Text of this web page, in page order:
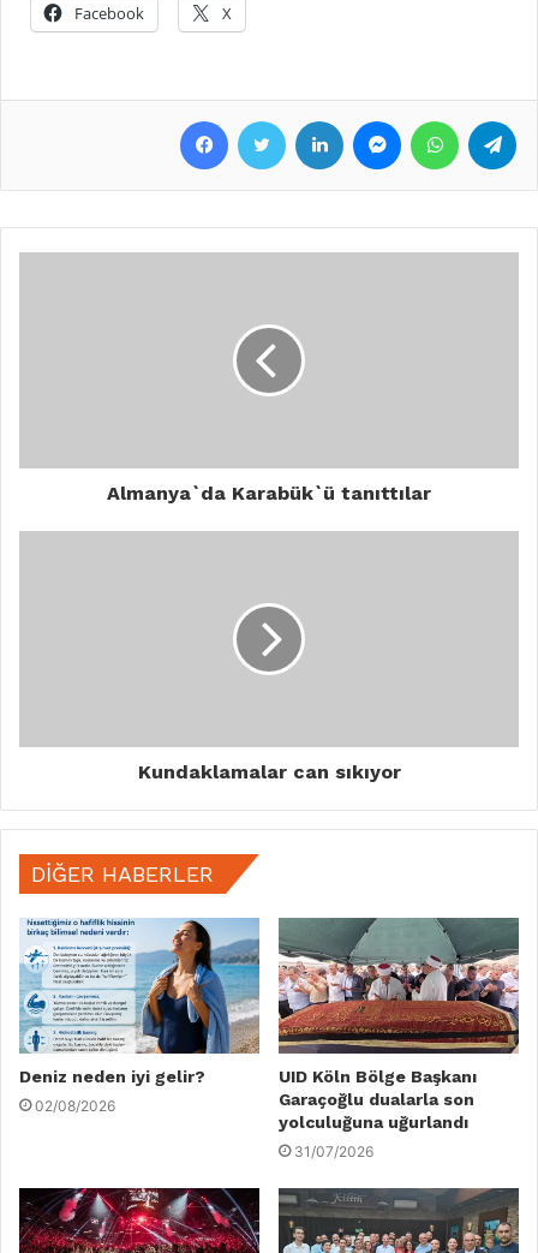
Facebook X
Almanya`da Karabük`ü tanıttılar
Kundaklamalar can sıkıyor
DIĞER HABERLER
Deniz neden iyi gelir?
02/08/2026
UID Köln Bölge Başkanı
Garaçoğlu dualarla son
yolculuğuna uğurlandı
31/07/2026